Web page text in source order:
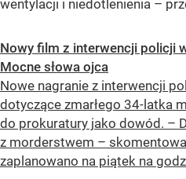
wentylacji i niedotlenienia –
Nowy film z interwencji policji
Mocne słowa ojca
Nowe nagranie z interwencji
dotyczące zmarłego 34-latka
do prokuratury jako dowód. –
z morderstwem –
zaplanowano na piątek na